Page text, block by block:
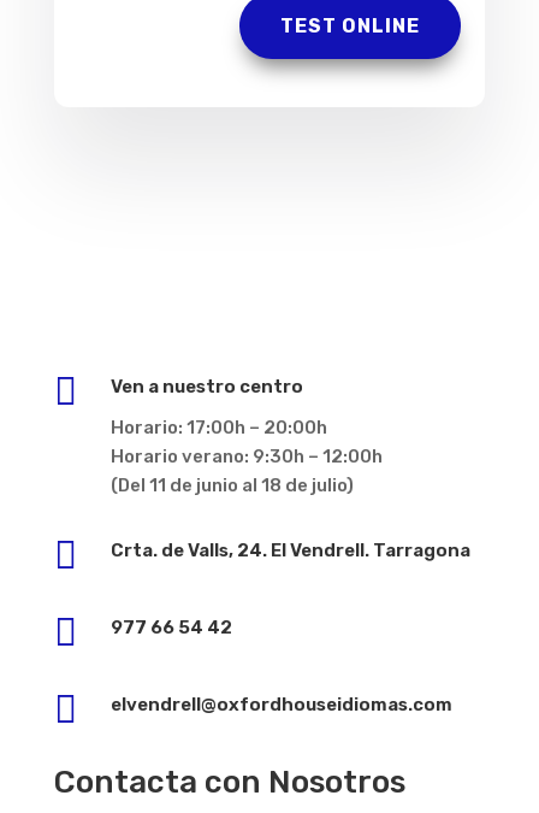
TEST ONLINE

Ven a nuestro centro
Horario: 17:00h – 20:00h
Horario verano: 9:30h – 12:00h
(Del 11 de junio al 18 de julio)
 Crta. de Valls, 24. El Vendrell. Tarragona
 977 66 54 42
 elvendrell@oxfordhouseidiomas.com
Contacta con Nosotros